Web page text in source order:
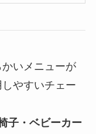
いメニューが
やすいチェー
子・ベビーカー